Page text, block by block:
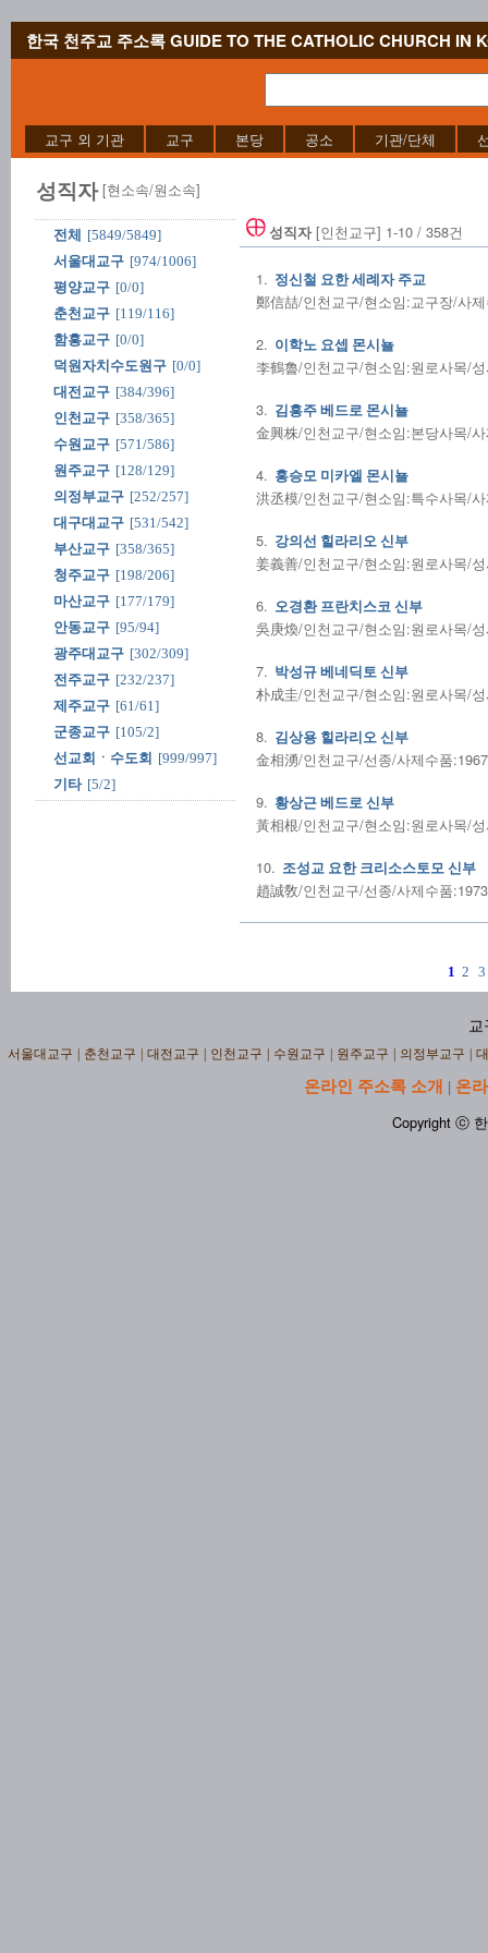
한국 천주교 주소록 GUIDE TO THE CATHOLIC CHURCH IN
교구 외 기관 교구 본당 공소 기관/단체
성직자 [현소속/원소속]
전체
[5849/5849]
서울대교구 [974/1006]
평양교구 [0/0]
춘천교구 [119/116]
함흥교구 [0/0]
덕원자치수도원구 [0/0]
대전교구 [384/396]
인천교구 [358/365]
수원교구 [571/586]
원주교구 [128/129]
의정부교구 [252/257]
대구대교구 [531/542]
부산교구 [358/365]
청주교구 [198/206]
마산교구 [177/179]
안동교구 [95/94]
광주대교구 [302/309]
전주교구 [232/237]
제주교구 [61/61]
군종교구 [105/2]
선교회ㆍ수도회 [999/997]
기타 [5/2]
성직자[인천교구] 1-10 / 358건
1. 정신철 요한 세례자 주교
鄭信喆/인천교구/현소임:교구장/사
2. 이학노 요셉 몬시뇰
李鶴魯/인천교구/현소임:원로사목/
3. 김흥주 베드로 몬시뇰
金興株/인천교구/현소임:본당사목/
4. 홍승모 미카엘 몬시뇰
洪丞模/인천교구/현소임:특수사목/
5. 강의선 힐라리오 신부
姜義善/인천교구/현소임:원로사목/
6. 오경환 프란치스코 신부
吳庚煥/인천교구/현소임:원로사목/
7. 박성규 베네딕토 신부
朴成圭/인천교구/현소임:원로사목/
8. 김상용 힐라리오 신부
金相湧/인천교구/선종/사제수품
9. 황상근 베드로 신부
黃相根/인천교구/현소임:원로사목/
10. 조성교 요한 크리소스토모 신부
趙誠敎/인천교구/선종/사제수품
1 2 3
교
서울대교구 춘천교구 대전교구 인천교구 수원교구 원주교구 의정부교구
온라인 주소록 소개 | 온
Copyright ⓒ